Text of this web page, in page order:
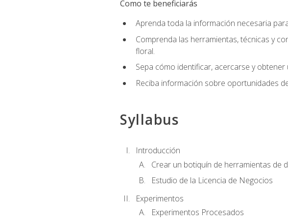
Como te beneficiarás
Aprenda toda la información necesaria
Comprenda las herramientas, técnicas y
floral.
Sepa cómo identificar, acercarse y
Reciba información sobre oportunidades
Syllabus
Introducción
Crear un botiquín de herramientas de
Estudio de la Licencia de Negocios
Experimentos
Experimentos Procesados